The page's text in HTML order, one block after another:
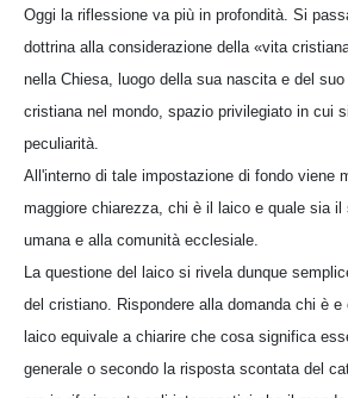
Oggi la riflessione va più in profondità. Si
dottrina alla considerazione della «vita
nella Chiesa, luogo della sua nascita e del
cristiana nel mondo, spazio privilegiato in cui
peculiarità.
All'interno di tale impostazione di fondo viene
maggiore chiarezza, chi è il laico e quale sia il
umana e alla comunità ecclesiale.
La questione del laico si rivela dunque
del cristiano. Rispondere alla domanda chi è
laico equivale a chiarire che cosa significa
generale o secondo la risposta scontata del